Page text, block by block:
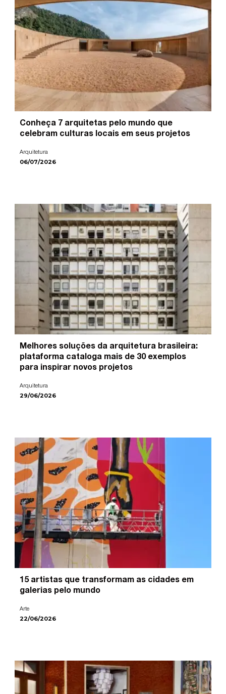
Conheça 7 arquitetas pelo mundo que
celebram culturas locais em seus projetos
Arquitetura
06/07/2026
Melhores soluções da arquitetura brasileira:
plataforma cataloga mais de 30 exemplos
para inspirar novos projetos
Arquitetura
29/06/2026
15 artistas que transformam as cidades em
galerias pelo mundo
Arte
22/06/2026